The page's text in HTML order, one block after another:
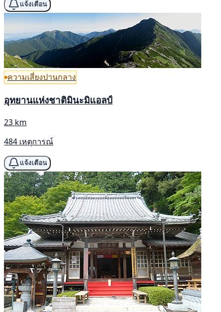
แจ้งเตือน
ความเสี่ยงปานกลาง
อุทยานแห่งชาติมินะมิแอลป์
23 km
484 เหตุการณ์
แจ้งเตือน